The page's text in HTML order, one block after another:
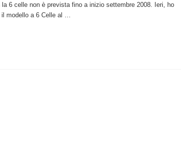
6 celle non è prevista fino a inizio settembre 2008. Ieri, ho
modello a 6 Celle al …